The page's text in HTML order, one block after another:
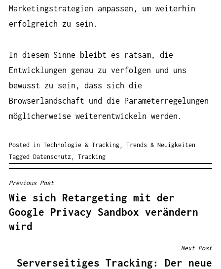
Marketingstrategien anpassen, um weiterhin
erfolgreich zu sein.
In diesem Sinne bleibt es ratsam, die
Entwicklungen genau zu verfolgen und uns
bewusst zu sein, dass sich die
Browserlandschaft und die Parameterregelungen
möglicherweise weiterentwickeln werden.
Posted in Technologie & Tracking, Trends & Neuigkeiten
Tagged Datenschutz, Tracking
BEITRAGSNAVIGATION
Previous Post
Wie sich Retargeting mit der
Google Privacy Sandbox verändern
wird
Next Post
Serverseitiges Tracking: Der neue